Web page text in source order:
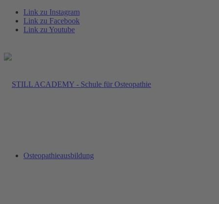
Link zu Instagram
Link zu Facebook
Link zu Youtube
Osteopathieausbildung